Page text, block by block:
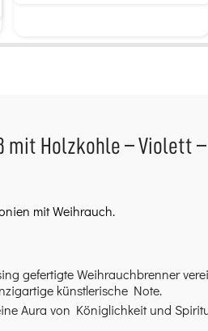
Holzkohle – Violett –
mit Weihrauch.
gefertigte Weihrauchbrenner
künstlerische Note.
Aura von Königlichkeit und